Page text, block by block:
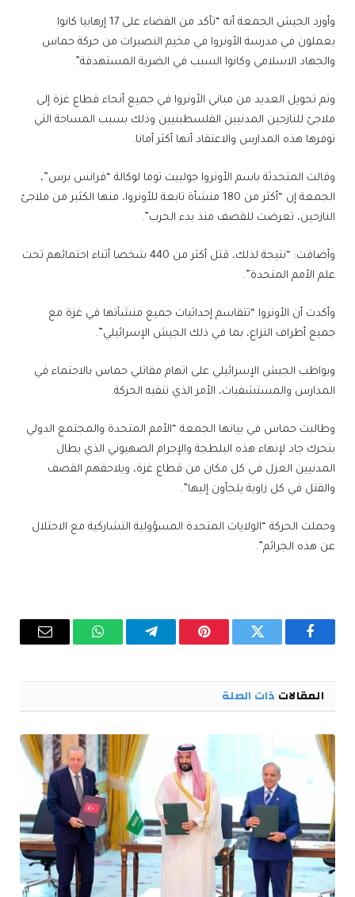
وأورد الجيش الجمعة أنه “تأكد من القضاء على 17 إرهابيا كانوا
يعملون في مدرسة الأونروا في مخيم النصيرات من حركة حماس
والجهاد الاسلامي وكانوا السبب في الضربة المستهدفة”.
وتم تحويل العديد من مباني الأونروا في جميع أنحاء قطاع غزة إلى
ملاجئ للنازحين المدنيين الفلسطينيين وذلك بسبب المساحة التي
توفرها هذه المدارس والاعتقاد أنها أكثر أمانا.
وقالت المتحدثة باسم الأونروا جولييت توما لوكالة “فرانس برس”،
الجمعة إن “أكثر من 180 منشأة تابعة للأونروا، منها الكثير من ملاجئ
النازحين، تعرضت للقصف منذ بدء الحرب”.
وأضافت: “نتيجة لذلك، قتل أكثر من 440 شخصا أثناء احتمائهم تحت
علم الأمم المتحدة”.
وأكدت أن الأونروا “تتقاسم إحداثيات جميع منشآتها في غزة مع
جميع أطراف النزاع، بما في ذلك الجيش الإسرائيلي”.
ويواظب الجيش الإسرائيلي على اتهام مقاتلي حماس بالاحتماء في
المدارس والمستشفيات، الأمر الذي تنفيه الحركة.
وطالبت حماس في بيانها الجمعة “الأمم المتحدة والمجتمع الدولي
بتحرك جاد لإنهاء هذه البلطجة والإجرام الصهيوني الذي يطال
المدنيين العزل في كل مكان من قطاع غزة، ويلاحقهم القصف
والقتل في كل زاوية يلجأون إليها”.
وحملت الحركة “الولايات المتحدة المسؤولية التشاركية مع الاحتلال
عن هذه الجرائم”.
فيسبوك تويتر بينتيريستتيلقرام واتساب البريد
المقالات ذات الصلة